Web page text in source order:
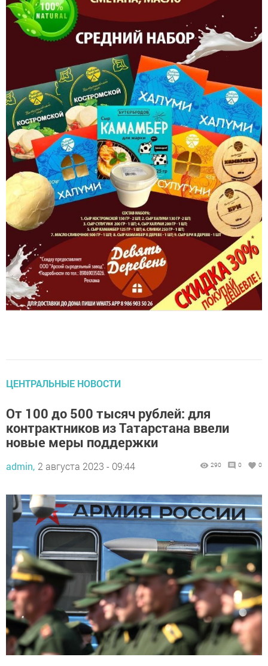
От 100 до 500 тысяч рублей: для
контрактников из Татарстана ввели
новые меры поддержки